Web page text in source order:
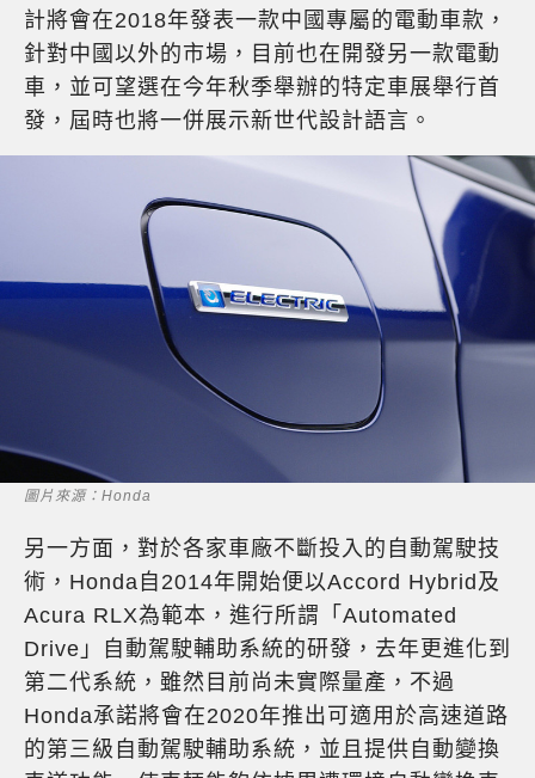
計將會在2018年發表一款中國專屬的電動車款，
針對中國以外的市場，目前也在開發另一款電動
車，並可望選在今年秋季舉辦的特定車展舉行首
發，屆時也將一併展示新世代設計語言。
圖片來源：Honda
另一方面，對於各家車廠不斷投入的自動駕駛技
術，Honda自2014年開始便以Accord Hybrid及
Acura RLX為範本，進行所謂「Automated
Drive」自動駕駛輔助系統的研發，去年更進化到
第二代系統，雖然目前尚未實際量產，不過
Honda承諾將會在2020年推出可適用於高速道路
的第三級自動駕駛輔助系統，並且提供自動變換